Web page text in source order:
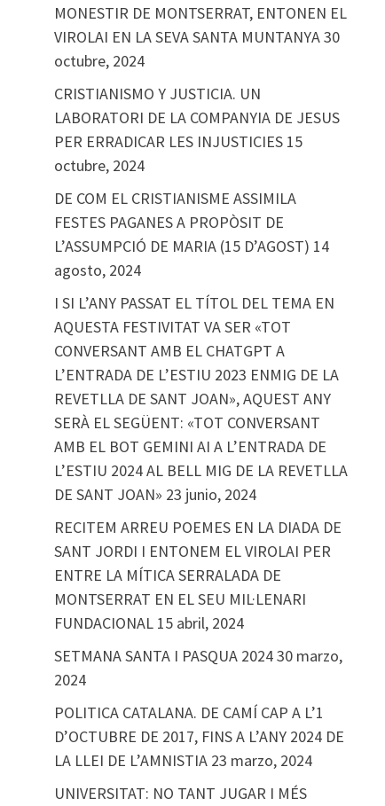
MONESTIR DE MONTSERRAT, ENTONEN EL
VIROLAI EN LA SEVA SANTA MUNTANYA30
octubre, 2024
CRISTIANISMO Y JUSTICIA. UN
LABORATORI DE LA COMPANYIA DE JESUS
PER ERRADICAR LES INJUSTICIES 15
octubre, 2024
DE COM EL CRISTIANISME ASSIMILA
FESTES PAGANES A PROPÒSIT DE
L’ASSUMPCIÓ DE MARIA (15 D’AGOST) 14
agosto, 2024
I SI L’ANY PASSAT EL TÍTOL DEL TEMA EN
AQUESTA FESTIVITAT VA SER «TOT
CONVERSANT AMB EL CHATGPT A
L’ENTRADA DE L’ESTIU 2023 ENMIG DE LA
REVETLLA DE SANT JOAN», AQUEST ANY
SERÀ EL SEGÜENT: «TOT CONVERSANT
AMB EL BOT GEMINI AI A L’ENTRADA DE
L’ESTIU 2024 AL BELL MIG DE LA REVETLLA
DE SANT JOAN» 23 junio, 2024
RECITEM ARREU POEMES EN LA DIADA DE
SANT JORDI I ENTONEM EL VIROLAI PER
ENTRE LA MÍTICA SERRALADA DE
MONTSERRAT EN EL SEU MIL·LENARI
FUNDACIONAL 15 abril, 2024
SETMANA SANTA I PASQUA 202430 marzo,
2024
POLITICA CATALANA. DE CAMÍ CAP A L’1
D’OCTUBRE DE 2017, FINS A L’ANY 2024 DE
LA LLEI DE L’AMNISTIA 23 marzo, 2024
UNIVERSITAT: NO TANT JUGAR I MÉS